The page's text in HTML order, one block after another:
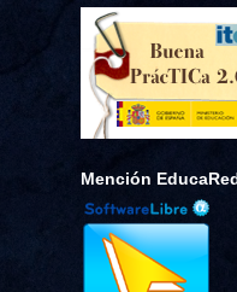
Mención